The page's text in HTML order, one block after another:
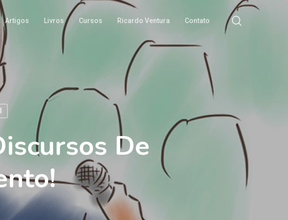
Artigos Livros Cursos Ricardo Ventura Contato
De